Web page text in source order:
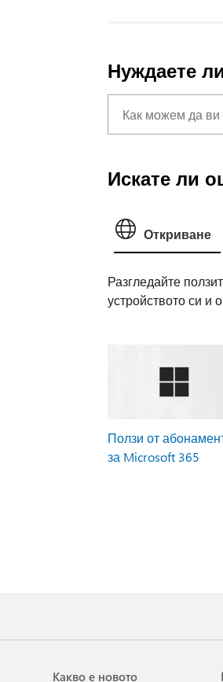
Нуждаете
Искате ли
Откриване
Разгледайте
устройството си и
Ползи от
за Microsoft 365
Какво е новото